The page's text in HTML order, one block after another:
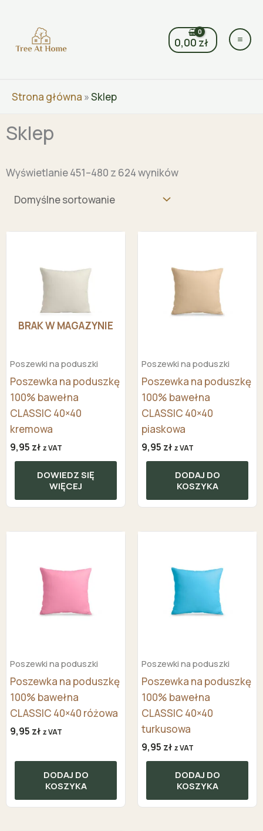
0,00 zł
Strona główna »Sklep
Sklep
Wyświetlanie 451–480 z 624 wyników
BRAK W MAGAZYNIE
Poszewki na poduszki
Poszewka na poduszkę
100% bawełna
CLASSIC 40×40
kremowa
9,95 zł z VAT
DOWIEDZ SIĘ
WIĘCEJ
Poszewki na poduszki
Poszewka na poduszkę
100% bawełna
CLASSIC 40×40
piaskowa
9,95 zł z VAT
DODAJ DO
KOSZYKA
Poszewki na poduszki
Poszewka na poduszkę
100% bawełna
CLASSIC 40×40 różowa
9,95 zł z VAT
DODAJ DO
KOSZYKA
Poszewki na poduszki
Poszewka na poduszkę
100% bawełna
CLASSIC 40×40
turkusowa
9,95 zł z VAT
DODAJ DO
KOSZYKA